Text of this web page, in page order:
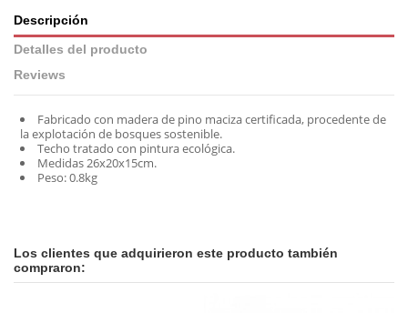
Descripción
Detalles del producto
Reviews
Fabricado con madera de pino maciza certificada, procedente de
la explotación de bosques sostenible.
Techo tratado con pintura ecológica.
Medidas 26x20x15cm.
Peso: 0.8kg
Los clientes que adquirieron este producto también
compraron: